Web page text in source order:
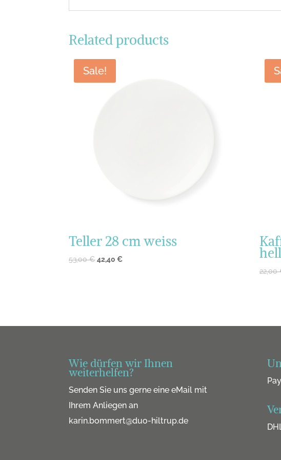
Related products
Sale!
Teller 28 cm weiss
53,00€ 42,40€
22,00
Wie dürfen wir Ihnen
weiterhelfen?
Senden Sie uns gerne eine eMail mit
Ihrem Anliegen an
karin.bommert@duo-hiltrup.de